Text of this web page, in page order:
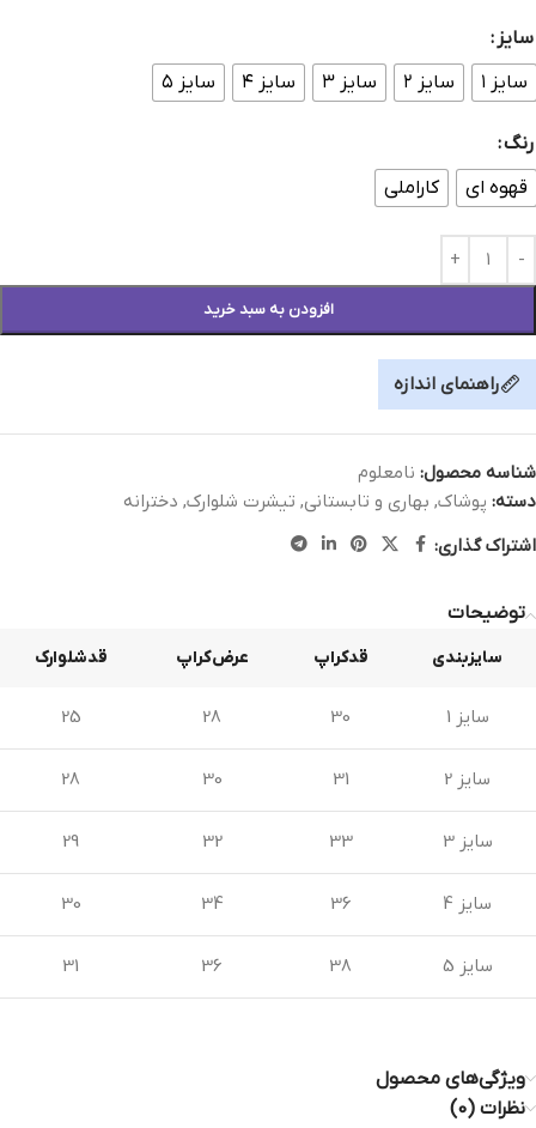
سایز
سایز ۱
سایز ۲ سایز ۳ سایز ۴ سایز ۵
رنگ
قهوه ای
کاراملی
افزودن به سبد خرید
راهنمای اندازه
شناسه محصول: نامعلوم
دسته: پوشاک, بهاری و تابستانی, تیشرت شلوارک, دخترانه
اشتراک گذاری:
توضیحات
سایزبندی قدکراپ عرض‌کراپ قدشلوارک
سایز 1 30
28
25
سایز 2 31
30
28
سایز 3 33
32
29
سایز 4 36
34
30
سایز 5 38
36
31
ویژگی‌های محصول
نظرات (0)